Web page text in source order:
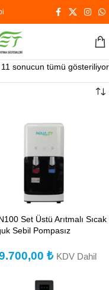
11 sonucun tümü gösteriliyor
Set Üstü Arıtmalı Sıcak
Sebil Pompasız
₺ KDV Dahil